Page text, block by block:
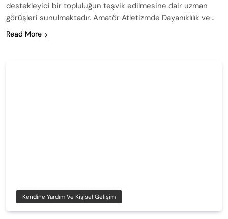
destekleyici bir topluluğun teşvik edilmesine dair uzman
görüşleri sunulmaktadır. Amatör Atletizmde Dayanıklılık ve…
Read More
Kendine Yardım Ve Kişisel Gelişim